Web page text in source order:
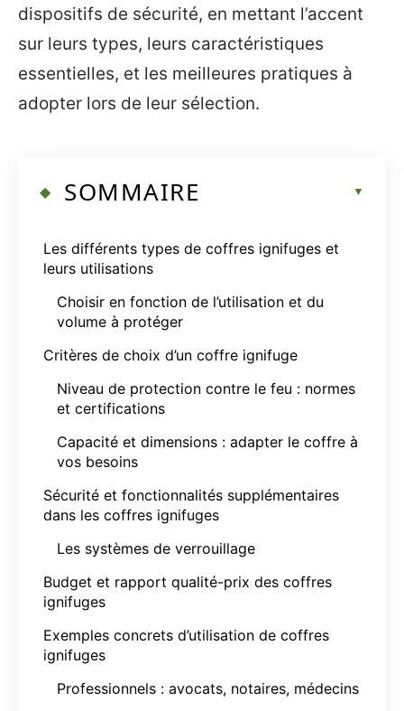
dispositifs de sécurité, en mettant l’accent
sur leurs types, leurs caractéristiques
essentielles, et les meilleures pratiques à
adopter lors de leur sélection.
SOMMAIRE
Les différents types de coffres ignifuges et
leurs utilisations
Choisir en fonction de l’utilisation et du
volume à protéger
Critères de choix d’un coffre ignifuge
Niveau de protection contre le feu : normes
et certifications
Capacité et dimensions : adapter le coffre à
vos besoins
Sécurité et fonctionnalités supplémentaires
dans les coffres ignifuges
Les systèmes de verrouillage
Budget et rapport qualité-prix des coffres
ignifuges
Exemples concrets d’utilisation de coffres
ignifuges
Professionnels : avocats, notaires, médecins